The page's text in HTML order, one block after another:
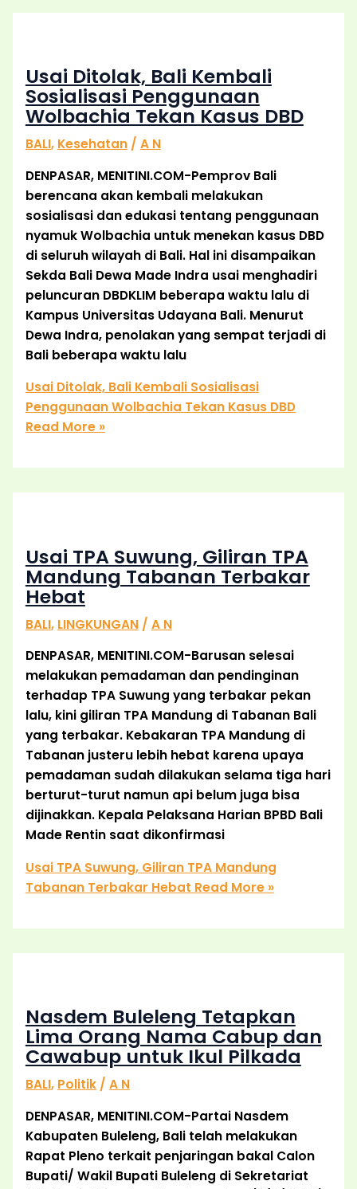
Usai Ditolak, Bali Kembali
Sosialisasi Penggunaan
Wolbachia Tekan Kasus DBD
BALI, Kesehatan/ A N
DENPASAR, MENITINI.COM-Pemprov Bali
berencana akan kembali melakukan
sosialisasi dan edukasi tentang penggunaan
nyamuk Wolbachia untuk menekan kasus DBD
di seluruh wilayah di Bali. Hal ini disampaikan
Sekda Bali Dewa Made Indra usai menghadiri
peluncuran DBDKLIM beberapa waktu lalu di
Kampus Universitas Udayana Bali. Menurut
Dewa Indra, penolakan yang sempat terjadi di
Bali beberapa waktu lalu
Usai Ditolak, Bali Kembali Sosialisasi
Penggunaan Wolbachia Tekan Kasus DBD
Read More »
Usai TPA Suwung, Giliran TPA
Mandung Tabanan Terbakar
Hebat
BALI, LINGKUNGAN/ A N
DENPASAR, MENITINI.COM-Barusan selesai
melakukan pemadaman dan pendinginan
terhadap TPA Suwung yang terbakar pekan
lalu, kini giliran TPA Mandung di Tabanan Bali
yang terbakar. Kebakaran TPA Mandung di
Tabanan justeru lebih hebat karena upaya
pemadaman sudah dilakukan selama tiga hari
berturut-turut namun api belum juga bisa
dijinakkan. Kepala Pelaksana Harian BPBD Bali
Made Rentin saat dikonfirmasi
Usai TPA Suwung, Giliran TPA Mandung
Tabanan Terbakar Hebat Read More »
Nasdem Buleleng Tetapkan
Lima Orang Nama Cabup dan
Cawabup untuk Ikul Pilkada
BALI, Politik/ A N
DENPASAR, MENITINI.COM-Partai Nasdem
Kabupaten Buleleng, Bali telah melakukan
Rapat Pleno terkait penjaringan bakal Calon
Bupati/ Wakil Bupati Buleleng di Sekretariat